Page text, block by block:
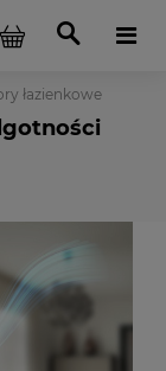
łazienkowe